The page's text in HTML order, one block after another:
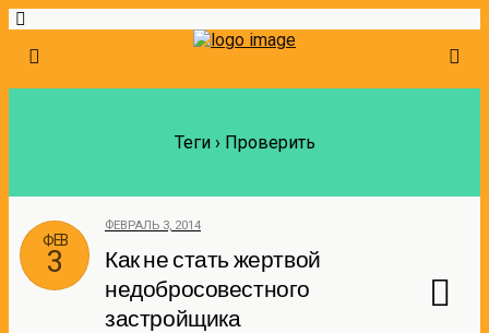
Теги › Проверить
ФЕВ
3
ФЕВРАЛЬ 3, 2014
Как не стать жертвой
недобросовестного
застройщика